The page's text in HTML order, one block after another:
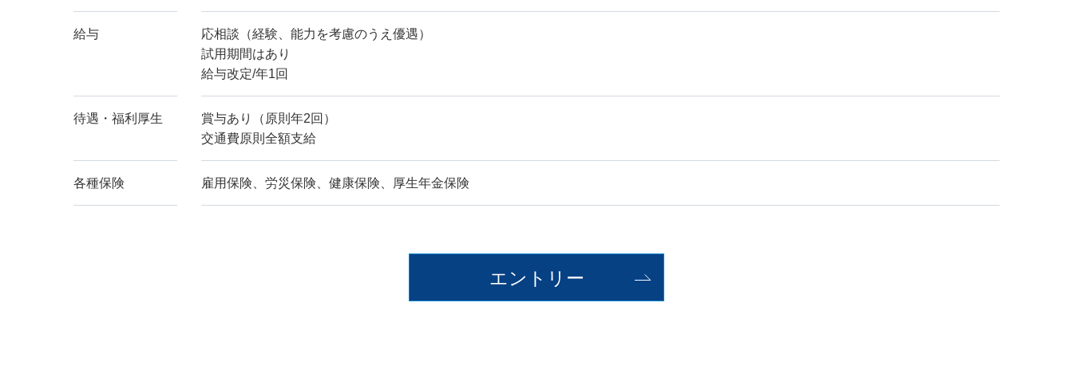
給与
応相談（経験、能力を考慮のうえ優遇）
試用期間はあり
給与改定/年1回
待遇・福利厚生
賞与あり（原則年2回）
交通費原則全額支給
各種保険 雇用保険、労災保険、健康保険、厚生年金保険
エントリー